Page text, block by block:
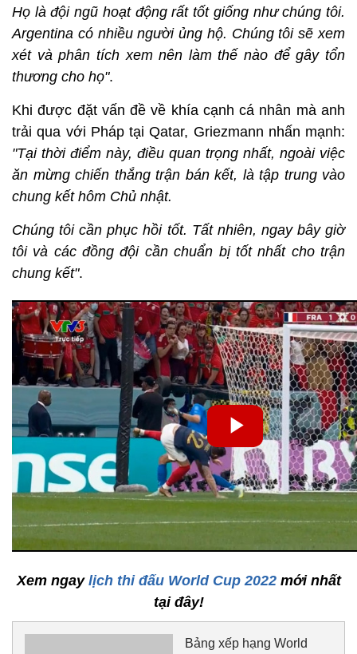
Họ là đội ngũ hoạt động rất tốt giống như chúng tôi.
Argentina có nhiều người ủng hộ. Chúng tôi sẽ xem
xét và phân tích xem nên làm thế nào để gây tổn
thương cho họ".
Khi được đặt vấn đề về khía cạnh cá nhân mà anh
trải qua với Pháp tại Qatar, Griezmann nhấn mạnh:
"Tại thời điểm này, điều quan trọng nhất, ngoài việc
ăn mừng chiến thắng trận bán kết, là tập trung vào
chung kết hôm Chủ nhật.
Chúng tôi cần phục hồi tốt. Tất nhiên, ngay bây giờ
tôi và các đồng đội cần chuẩn bị tốt nhất cho trận
chung kết".
Xem ngay lịch thi đấu World Cup 2022mới nhất
tại đây!
Bảng xếp hạng World